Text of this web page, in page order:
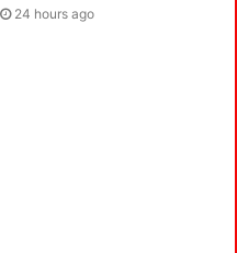
24 hours ago